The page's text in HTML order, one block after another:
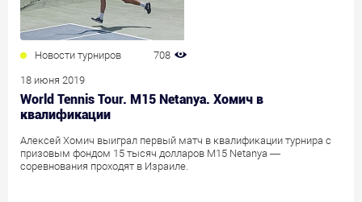
Новости турниров 708
18 июня 2019
World Tennis Tour. M15 Netanya. Хомич в
квалификации
Алексей Хомич выиграл первый матч в квалификации турнира с
призовым фондом 15 тысяч долларов M15 Netanya —
соревнования проходят в Израиле.